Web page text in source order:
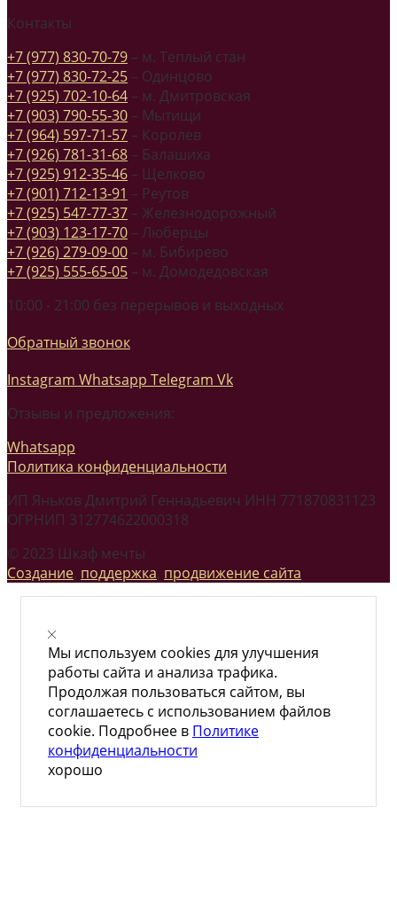
Контакты
+7 (977) 830-70-79 – м. Теплый стан
+7 (977) 830-72-25 – Одинцово
+7 (925) 702-10-64 – м. Дмитровская
+7 (903) 790-55-30 – Мытищи
+7 (964) 597-71-57 – Королев
+7 (926) 781-31-68 – Балашиха
+7 (925) 912-35-46 – Щелково
+7 (901) 712-13-91 – Реутов
+7 (925) 547-77-37 – Железнодорожный
+7 (903) 123-17-70 – Люберцы
+7 (926) 279-09-00 – м. Бибирево
+7 (925) 555-65-05 – м. Домодедовская
10:00 - 21:00 без перерывов и выходных
Обратный звонок
Instagram Whatsapp Telegram Vk
Отзывы и предложения:
Whatsapp
Политика конфиденциальности
ИП Яньков Дмитрий Геннадьевич ИНН 771870831123
ОГРНИП 312774622000318
© 2023 Шкаф мечты
Создание, поддержка, продвижение сайта
Мы используем cookies для улучшения
работы сайта и анализа трафика.
Продолжая пользоваться сайтом, вы
соглашаетесь с использованием файлов
cookie. Подробнее в Политике
конфиденциальности
хорошо